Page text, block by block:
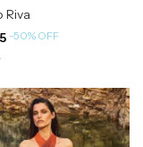
Riva
-50% OFF